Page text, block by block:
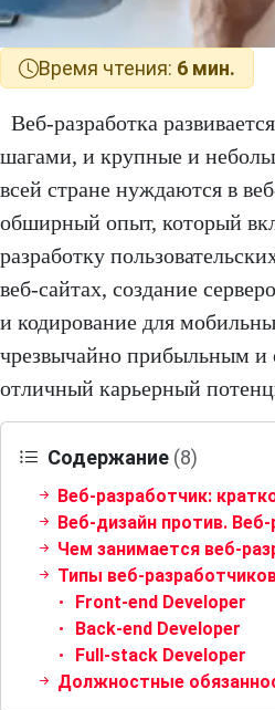
Время чтения: 6 мин.
Веб-разработка
шагами, и крупные и
всей стране нуждаются в
обширный опыт, который
разработку
веб-сайтах, создание
и кодирование для
чрезвычайно прибыльным и
отличный карьерный
Содержание (8)
Веб-разработчик:
Веб-дизайн против.
Чем занимается веб-
Типы веб-
Front-end Developer
Back-end Developer
Full-stack Developer
Должностные